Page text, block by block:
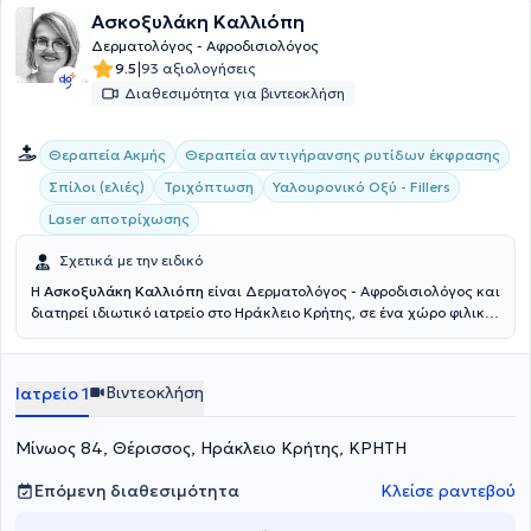
Ασκοξυλάκη Καλλιόπη
Δερματολόγος - Αφροδισιολόγος
9.5|93 αξιολογήσεις
Διαθεσιμότητα για βιντεοκλήση
Θεραπεία Ακμής
Θεραπεία αντιγήρανσης ρυτίδων έκφρασης
Σπίλοι (ελιές)
Τριχόπτωση
Υαλουρονικό Οξύ - Fillers
Laser αποτρίχωσης
Σχετικά με την ειδικό
H Ασκοξυλάκη Καλλιόπη είναι Δερματολόγος - Αφροδισιολόγος και
διατηρεί ιδιωτικό ιατρείο στο Ηράκλειο Κρήτης, σε ένα χώρο φιλικό
τις σπουδές της στην Ιατρική Σχολή του Πανεπιστημίου της Σόφιας
Αφροδισιολογία στο Γενικό Νοσοκομείο Δυτικής Αττικής "Αγία
Βαρβάρα" (Πρώην Λοιμωδών) και στο Πανεπιστημιακό Νοσοκομείο
Ηρακλείου. Αναλαμβάνει περιστατικά που απαντώνται σε όλο το
φάσμα της δερματολογίας τόσο στην αισθητική, όσο και στην
κλινική. Ασθενείς που πάσχουν από τριχόπτωση, ακμή, ψωρίαση
λαμβάνουν ολοκληρωμένη ενημέρωση και τεκμηριωμένο σχέδιο
θεραπείας. Επιπροσθέτως αναφορικά με την αισθητική
Ιατρείο 1 Βιντεοκλήση
Μίνωος 84, Θέρισσος, Ηράκλειο Κρήτης, ΚΡΗΤΗ
Επόμενη διαθεσιμότητα
Κλείσε ραντεβού